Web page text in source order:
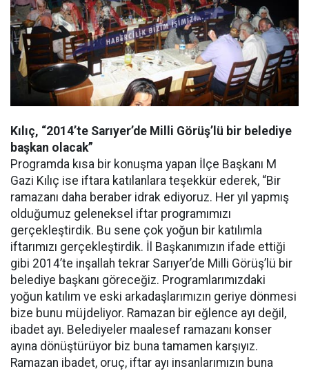
Kılıç, “2014’te Sarıyer’de Milli Görüş’lü bir belediye
başkan olacak”
Programda kısa bir konuşma yapan İlçe Başkanı M
Gazi Kılıç ise iftara katılanlara teşekkür ederek, “Bir
ramazanı daha beraber idrak ediyoruz. Her yıl yapmış
olduğumuz geleneksel iftar programımızı
gerçekleştirdik. Bu sene çok yoğun bir katılımla
iftarımızı gerçekleştirdik. İl Başkanımızın ifade ettiği
gibi 2014’te inşallah tekrar Sarıyer’de Milli Görüş’lü bir
belediye başkanı göreceğiz. Programlarımızdaki
yoğun katılım ve eski arkadaşlarımızın geriye dönmesi
bize bunu müjdeliyor. Ramazan bir eğlence ayı değil,
ibadet ayı. Belediyeler maalesef ramazanı konser
ayına dönüştürüyor biz buna tamamen karşıyız.
Ramazan ibadet, oruç, iftar ayı insanlarımızın buna